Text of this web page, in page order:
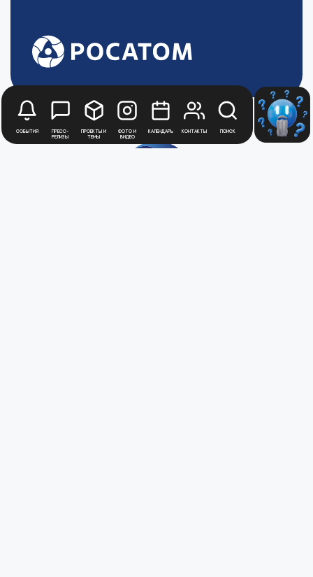
События
Пресс-
релизы
Проекты и
темы
Фото и
видео
Календарь Контакты Поиск